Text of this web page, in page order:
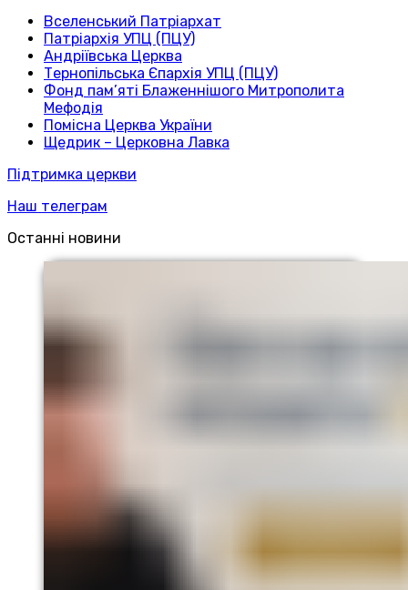
Вселенський Патріархат
Патріархія УПЦ (ПЦУ)
Андріївська Церква
Тернопільська Єпархія УПЦ (ПЦУ)
Фонд пам’яті Блаженнішого Митрополита
Мефодія
Помісна Церква України
Щедрик – Церковна Лавка
Підтримка церкви
Наш телеграм
Останні новини